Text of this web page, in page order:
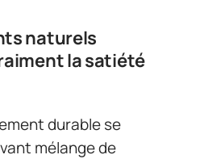
naturels
la satiété
durable se
mélange de